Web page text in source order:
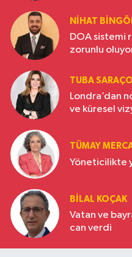
NIHAT
DOA sistemi
zorunlu
TUBA
Londra’dan
ve küresel
TÜMAY
Yöneticilikte
BILAL KOÇAK
Vatan ve
can verdi